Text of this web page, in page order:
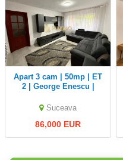
Apart 3 cam | 50mp | ET
2 | George Enescu |
Suceava
86,000 EUR